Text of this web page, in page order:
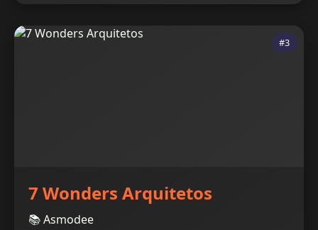
#3
7 Wonders Arquitetos
📚 Asmodee